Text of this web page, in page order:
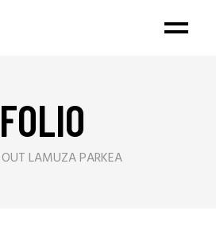
LAMUZA PARKEA